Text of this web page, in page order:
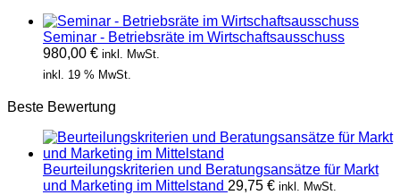
Seminar - Betriebsräte im Wirtschaftsausschuss
980,00 € inkl. MwSt.
inkl. 19 % MwSt.
Beste Bewertung
Beurteilungskriterien und Beratungsansätze für Markt
und Marketing im Mittelstand 29,75 € inkl. MwSt.